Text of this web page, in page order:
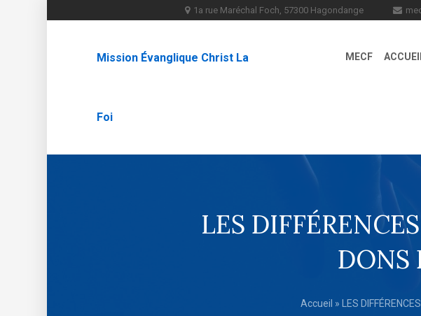
1a rue Maréchal Foch, 57300 Hagondange
Mission Évanglique Christ La
Foi
MECF
LES
DONS
Accueil » LES